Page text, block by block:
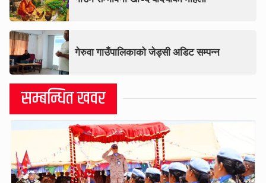
गेरुवा गाउँपालिकाको जेड्सी अडिट सम्पन्न
सम्बन्धित खवर